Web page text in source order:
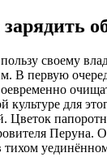
своему
В первую
культуре для
Цветок
Перуна.